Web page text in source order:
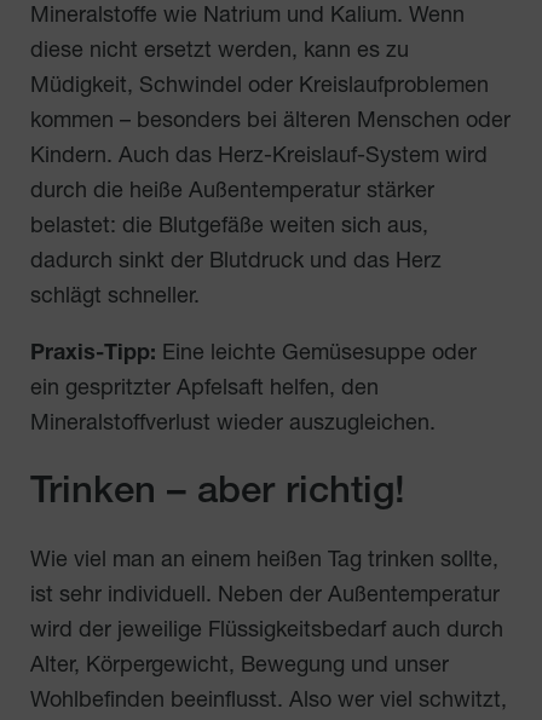
Mineralstoffe wie Natrium und Kalium. Wenn
diese nicht ersetzt werden, kann es zu
Müdigkeit, Schwindel oder Kreislaufproblemen
kommen – besonders bei älteren Menschen oder
Kindern. Auch das Herz-Kreislauf-System wird
durch die heiße Außentemperatur stärker
belastet: die Blutgefäße weiten sich aus,
dadurch sinkt der Blutdruck und das Herz
schlägt schneller.
Praxis-Tipp: Eine leichte Gemüsesuppe oder
ein gespritzter Apfelsaft helfen, den
Mineralstoffverlust wieder auszugleichen.
Trinken – aber richtig!
Wie viel man an einem heißen Tag trinken sollte,
ist sehr individuell. Neben der Außentemperatur
wird der jeweilige Flüssigkeitsbedarf auch durch
Alter, Körpergewicht, Bewegung und unser
Wohlbefinden beeinflusst. Also wer viel schwitzt,